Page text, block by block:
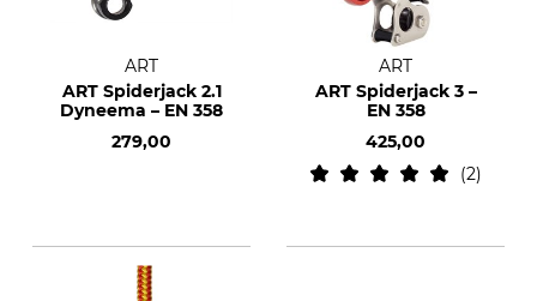
ART
ART Spiderjack 2.1
Dyneema – EN 358
279,00
ART
ART Spiderjack 3 –
EN 358
425,00
2